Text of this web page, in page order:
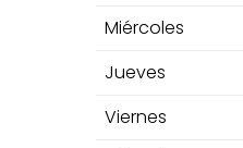
Miércoles
Jueves
Viernes